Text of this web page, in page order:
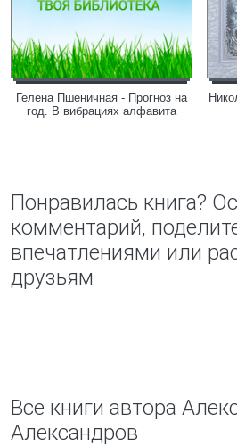
Гелена Пшеничная - Прогноз на
год. В вибрациях алфавита
Понравилась книга?
комментарий,
впечатлениями или
друзьям
Все книги автора
Александров